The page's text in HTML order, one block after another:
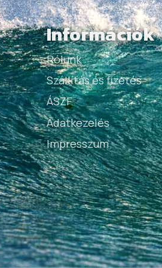
Információk
Rólunk
Szállítás és fizetés
ÁSZF
Adatkezelés
Impresszum